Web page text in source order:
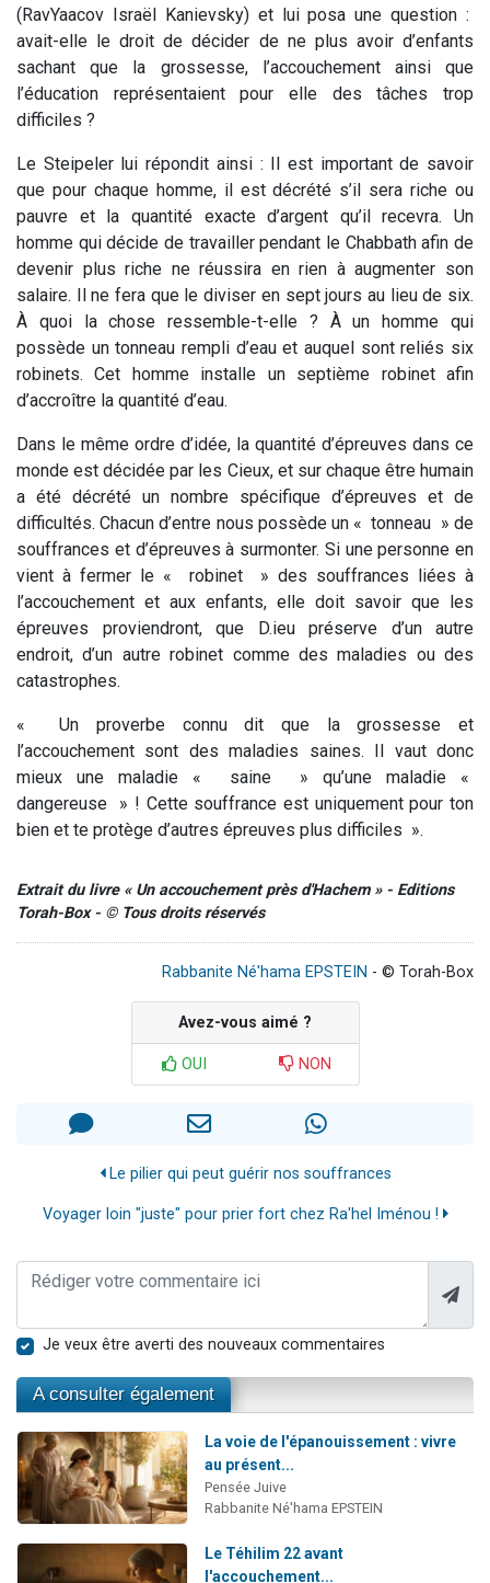
(RavYaacov Israël Kanievsky) et lui posa une question :
avait-elle le droit de décider de ne plus avoir d’enfants
sachant que la grossesse, l’accouchement ainsi que
l’éducation représentaient pour elle des tâches trop
difficiles ?
Le Steipelerlui répondit ainsi : Il est important de savoir
que pour chaque homme, il est décrété s’il sera riche ou
pauvre et la quantité exacte d’argent qu’il recevra. Un
homme qui décide de travailler pendant le Chabbathafin de
devenir plus riche ne réussira en rien à augmenter son
salaire. Il ne fera que le diviser en sept jours au lieu de six.
À quoi la chose ressemble-t-elle ? À un homme qui
possède un tonneau rempli d’eau et auquel sont reliés six
robinets. Cet homme installe un septième robinet afin
d’accroître la quantité d’eau.
Dans le même ordre d’idée, la quantité d’épreuves dans ce
monde est décidée par les Cieux, et sur chaque être humain
a été décrété un nombre spécifique d’épreuves et de
difficultés. Chacun d’entre nous possède un « tonneau » de
souffrances et d’épreuves à surmonter. Si une personne en
vient à fermer le « robinet » des souffrances liées à
l’accouchement et aux enfants, elle doit savoir que les
épreuves proviendront, que D.ieu préserve d’un autre
endroit, d’un autre robinet comme des maladies ou des
catastrophes.
« Un proverbe connu dit que la grossesse et
l’accouchement sont des maladies saines. Il vaut donc
mieux une maladie « saine » qu’une maladie «
dangereuse » ! Cette souffrance est uniquement pour ton
bien et te protège d’autres épreuves plus difficiles ».
Extrait du livre « Un accouchement près d'Hachem » - Editions
Torah-Box - © Tous droits réservés
Rabbanite Né'hama EPSTEIN - © Torah-Box
Avez-vous aimé ?
OUI NON
Le pilier qui peut guérir nos souffrances
Voyager loin "juste" pour prier fort chez Ra'hel Iménou !
Je veux être averti des nouveaux commentaires
A consulter également
La voie de l'épanouissement : vivre
au présent...
Pensée Juive
Rabbanite Né'hama EPSTEIN
Le Téhilim 22 avant
l'accouchement...